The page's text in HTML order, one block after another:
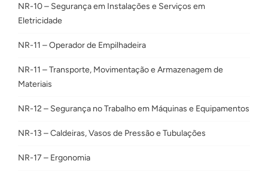
NR-10 – Segurança em Instalações e Serviços em
Eletricidade
NR-11 – Operador de Empilhadeira
NR-11 – Transporte, Movimentação e Armazenagem de
Materiais
NR-12 – Segurança no Trabalho em Máquinas e Equipamentos
NR-13 – Caldeiras, Vasos de Pressão e Tubulações
NR-17 – Ergonomia